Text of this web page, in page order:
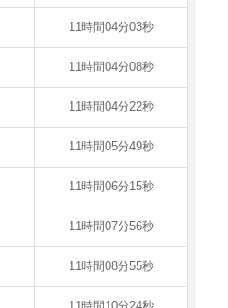
11時間04分03秒
11時間04分08秒
11時間04分22秒
11時間05分49秒
11時間06分15秒
11時間07分56秒
11時間08分55秒